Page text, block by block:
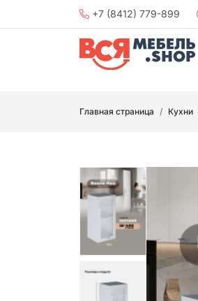
+7 (8412) 779-899
Главная страница Кухни